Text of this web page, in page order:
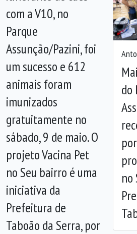
do
no
com a V10, no
Parque
Assunção/Pazini, foi
um sucesso e 612
animais foram
imunizados
gratuitamente no
sábado, 9 de maio. O
projeto Vacina Pet
no Seu bairro é uma
iniciativa da
Prefeitura de
Taboão da Serra, por